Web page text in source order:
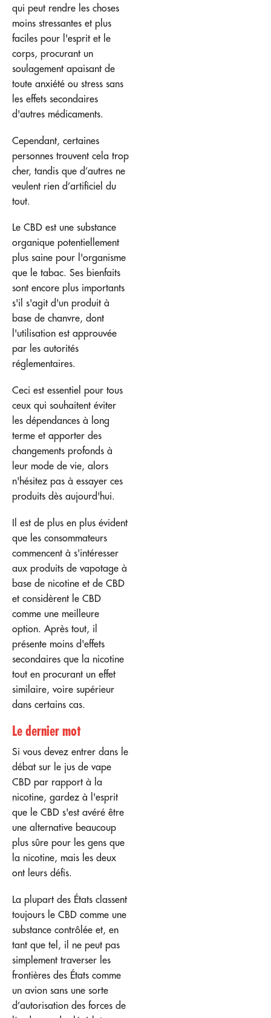
qui peut rendre les choses
moins stressantes et plus
faciles pour l'esprit et le
corps, procurant un
soulagement apaisant de
toute anxiété ou stress sans
les effets secondaires
d'autres médicaments.
Cependant, certaines
personnes trouvent cela trop
cher, tandis que d’autres ne
veulent rien d’artificiel du
tout.
Le CBD est une substance
organique potentiellement
plus saine pour l'organisme
que le tabac. Ses bienfaits
sont encore plus importants
s'il s'agit d'un produit à
base de chanvre, dont
l'utilisation est approuvée
par les autorités
réglementaires.
Ceci est essentiel pour tous
ceux qui souhaitent éviter
les dépendances à long
terme et apporter des
changements profonds à
leur mode de vie, alors
n'hésitez pas à essayer ces
produits dès aujourd'hui.
Il est de plus en plus évident
que les consommateurs
commencent à s'intéresser
aux produits de vapotage à
base de nicotine et de CBD
et considèrent le CBD
comme une meilleure
option. Après tout, il
présente moins d'effets
secondaires que la nicotine
tout en procurant un effet
similaire, voire supérieur
dans certains cas.
Le dernier mot
Si vous devez entrer dans le
débat sur le jus de vape
CBD par rapport à la
nicotine, gardez à l'esprit
que le CBD s'est avéré être
une alternative beaucoup
plus sûre pour les gens que
la nicotine, mais les deux
ont leurs défis.
La plupart des États classent
toujours le CBD comme une
substance contrôlée et, en
tant que tel, il ne peut pas
simplement traverser les
frontières des États comme
un avion sans une sorte
d’autorisation des forces de